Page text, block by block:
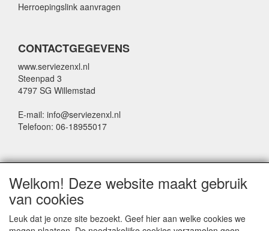
Herroepingslink aanvragen
CONTACTGEGEVENS
www.serviezenxl.nl
Steenpad 3
4797 SG Willemstad
E-mail: info@serviezenxl.nl
Telefoon: 06-18955017
Voornaam
Welkom! Deze website maakt gebruik
van cookies
Leuk dat je onze site bezoekt. Geef hier aan welke cookies we